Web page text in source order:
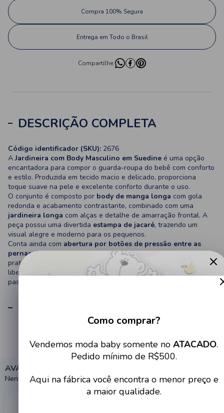
Compra 100% Segura
Entrega em Todo o Brasil
Compartilhe:
DESCRIÇÃO COMPLETA
Código identificador (SKU): 2676
AJardineira com Body Masculino em Suedine é uma opção
encantadora para compor o guarda-roupa do bebê com conforto
e estilo. Produzida em tecido macio e delicado, proporciona
toque suave na pele e excelente conforto durante o uso.
O conjunto é composto por body de manga longa com gola
redonda e acabamento contrastante, combinado com uma
jardineira longa com alças e detalhe de amarração frontal. A
peça possui uma divertida estampa de jacaré, trazendo um
visual alegre e moderno para os pequenos.
Conta ainda com abertura por botões de pressão entre as
pernas, facilitando a troca de fraldas e garantindo mais
praticidade para os pais. Sua modelagem confortável permite
liberdade de movimentos, tornando o conjunto ideal para
passeios, momentos de lazer e uso diário.
AVALIAÇÕES
Nenhuma avaliação cadastrada para esse produto.
acesso a condições imperdíveis
Como comprar?
Vendemos moda baby somente noATACADO.
Pedido mínimo de R$500.
Aqui na fábrica você encontra o menor preço e
a maior qualidade.